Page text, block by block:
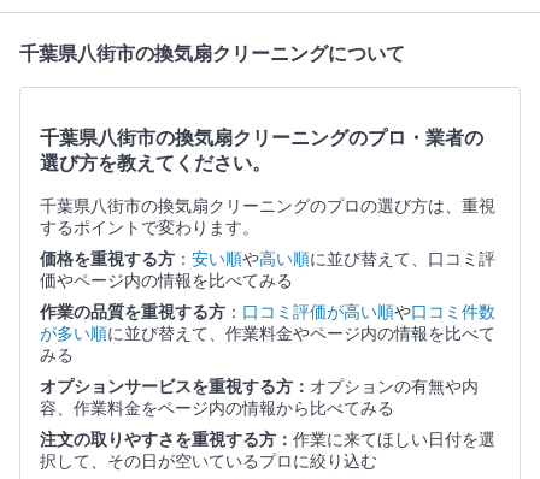
千葉県八街市の換気扇クリーニングについて
千葉県八街市の換気扇クリーニングのプロ・業者の
選び方を教えてください。
千葉県八街市の換気扇クリーニングのプロの選び方は、重視
するポイントで変わります。
価格を重視する方 ： 安い順や高い順に並び替えて、口コミ評
価やページ内の情報を比べてみる
作業の品質を重視する方 ： 口コミ評価が高い順や口コミ件数
が多い順に並び替えて、作業料金やページ内の情報を比べて
みる
オプションサービスを重視する方： オプションの有無や内
容、作業料金をページ内の情報から比べてみる
注文の取りやすさを重視する方： 作業に来てほしい日付を選
択して、その日が空いているプロに絞り込む